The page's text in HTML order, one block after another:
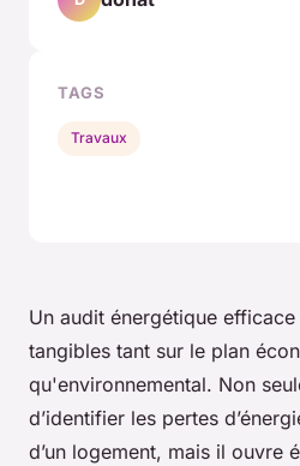
Un audit énergétique
tangibles tant sur le plan
qu'environnemental. Non
d’identifier les pertes
d’un logement, mais il ouvre
TAGS
Travaux